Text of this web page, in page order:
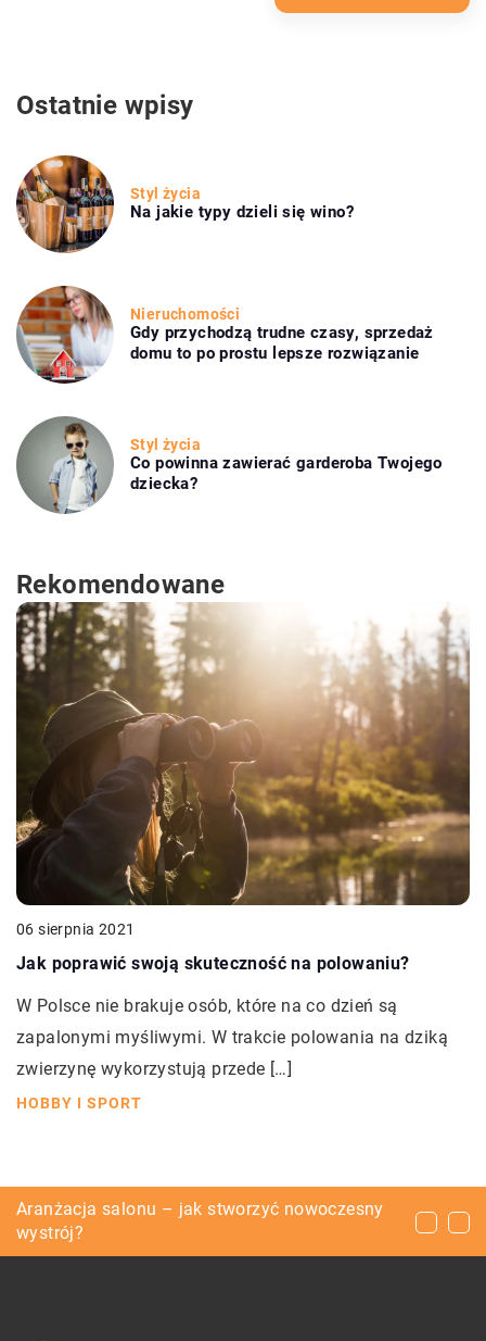
Ostatnie wpisy
Styl życia
Na jakie typy dzieli się wino?
Nieruchomości
Gdy przychodzą trudne czasy, sprzedaż
domu to po prostu lepsze rozwiązanie
Styl życia
Co powinna zawierać garderoba Twojego
dziecka?
Rekomendowane
06 sierpnia 2021
Jak poprawić swoją skuteczność na polowaniu?
W Polsce nie brakuje osób, które na co dzień są
zapalonymi myśliwymi. W trakcie polowania na dziką
zwierzynę wykorzystują przede […]
HOBBY I SPORT
Dlaczego warto zostać brukarzem i jak to
zrobić?
Aranżacja salonu – jak stworzyć nowoczesny
wystrój?
Kiedy kaszel może być objawem do niepokoju?